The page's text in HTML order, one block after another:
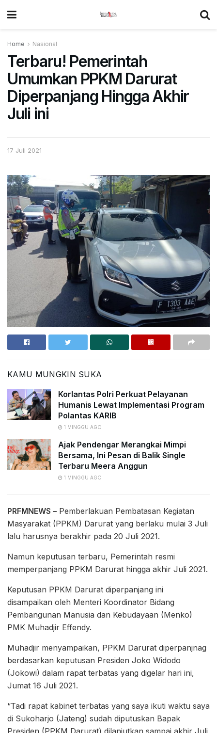
Home Nasional
Terbaru! Pemerintah
Umumkan PPKM Darurat
Diperpanjang Hingga Akhir
Juli ini
17 Juli 2021
KAMU MUNGKIN SUKA
Korlantas Polri Perkuat Pelayanan
Humanis Lewat Implementasi Program
Polantas KARIB
1 MINGGU AGO
Ajak Pendengar Merangkai Mimpi
Bersama, Ini Pesan di Balik Single
Terbaru Meera Anggun
1 MINGGU AGO
PRFMNEWS – Pemberlakuan Pembatasan Kegiatan
Masyarakat (PPKM) Darurat yang berlaku mulai 3 Juli
lalu harusnya berakhir pada 20 Juli 2021.
Namun keputusan terbaru, Pemerintah resmi
memperpanjang PPKM Darurat hingga akhir Juli 2021.
Keputusan PPKM Darurat diperpanjang ini
disampaikan oleh Menteri Koordinator Bidang
Pembangunan Manusia dan Kebudayaan (Menko)
PMK Muhadjir Effendy.
Muhadjir menyampaikan, PPKM Darurat diperpanjnag
berdasarkan keputusan Presiden Joko Widodo
(Jokowi) dalam rapat terbatas yang digelar hari ini,
Jumat 16 Juli 2021.
“Tadi rapat kabinet terbatas yang saya ikuti waktu saya
di Sukoharjo (Jateng) sudah diputuskan Bapak
Presiden (PPKM Darurat) dilanjutkan sampai akhir Juli